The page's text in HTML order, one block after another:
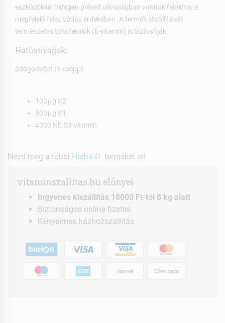
eszközökkel hidegen préselt olívaolajban vannak feloldva, a
megfelelő felszívódás érdekében. A termék stabilitását
természetes tokoferolok (E-vitamin) is biztosítják.
Hatóanyagok:
adagonként (9 csepp)
100μg K2
500μg K1
4000 NE D3-vitamin
Nézd meg a többi Herba-D terméket is!
vitaminszallitas.hu előnyei
Ingyenes kiszállítás 18000 Ft-tól 8 kg alatt
Biztonságos online fizetés
Kényelmes házhozszállítás
Utánvét Előre utalás